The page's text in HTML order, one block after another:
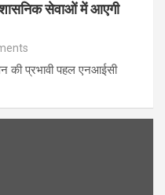
सेवाओं में आएगी
की प्रभावी पहल एनआईसी